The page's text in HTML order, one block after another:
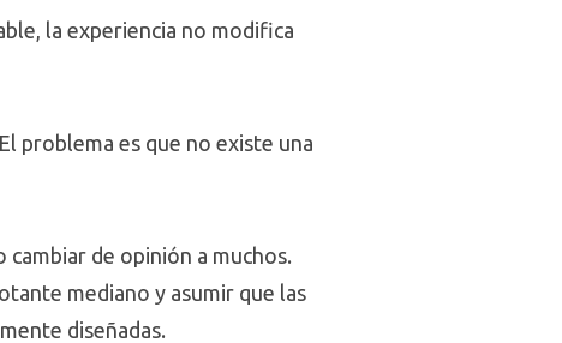
la experiencia no modifica
problema es que no existe una
de opinión a muchos.
mediano y asumir que las
diseñadas.